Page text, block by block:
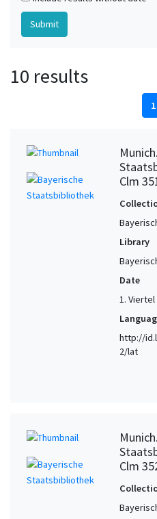
10 results
1
Clm
Library
Date
1. Viertel
http://
2/lat
Clm